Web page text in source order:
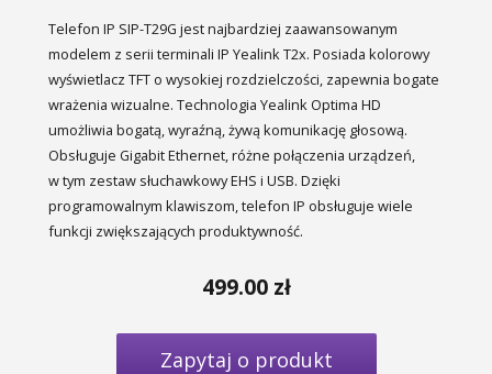
Telefon IP SIP-T29G jest najbardziej zaawansowanym
modelem z serii terminali IP Yealink T2x. Posiada kolorowy
wyświetlacz TFT o wysokiej rozdzielczości, zapewnia bogate
wrażenia wizualne. Technologia Yealink Optima HD
umożliwia bogatą, wyraźną, żywą komunikację głosową.
Obsługuje Gigabit Ethernet, różne połączenia urządzeń,
w tym zestaw słuchawkowy EHS i USB. Dzięki
programowalnym klawiszom, telefon IP obsługuje wiele
funkcji zwiększających produktywność.
499.00 zł
Zapytaj o produkt